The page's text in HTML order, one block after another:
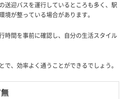
送迎バスを運行しているところも多く、駅
が整っている場合があります。
時間を事前に確認し、自分の生活スタイル
、効率よく通うことができるでしょう。